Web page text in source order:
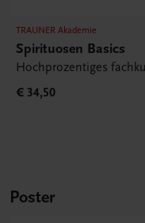
TRAUNER Akademie
Spirituosen Basics
Hochprozentiges
€ 34,50
Poster